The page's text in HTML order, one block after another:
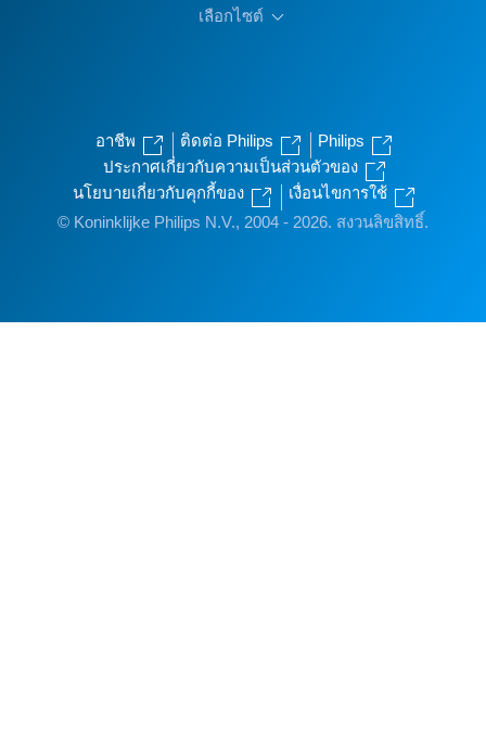
เลือกไซต์
อาชีพ ติดต่อ Philips
Philips
ประกาศเกี่ยวกับความเป็นส่วนตัวของ
นโยบายเกี่ยวกับคุกกี้ของ
เงื่อนไขการใช้
© Koninklijke Philips N.V., 2004 - 2026. สงวนลิขสิทธิ์.